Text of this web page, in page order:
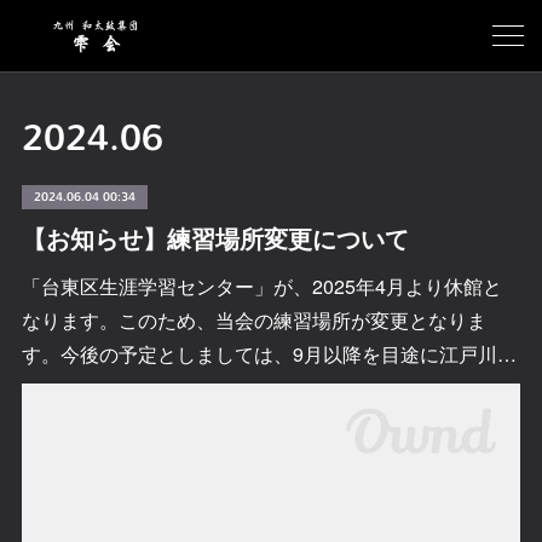
2024.06
2024.06.04 00:34
【お知らせ】練習場所変更について
「台東区生涯学習センター」が、2025年4月より休館と
なります。このため、当会の練習場所が変更となりま
す。今後の予定としましては、9月以降を目途に江戸川…